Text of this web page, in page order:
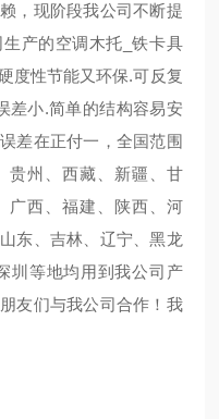
，现阶段我公司不断提
产的空调木托_铁卡具
度性节能又环保.可反复
差小.简单的结构容易安
差在正付一，全国范围
贵州、西藏、新疆、甘
广西、福建、陕西、河
东、吉林、辽宁、黑龙
圳等地均用到我公司产
友们与我公司合作！我